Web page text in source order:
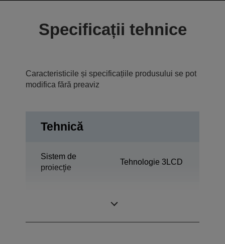
Specificații tehnice
Caracteristicile și specificațiile produsului se pot
modifica fără preaviz
Tehnică
Sistem de
proiecţie
Tehnologie 3LCD